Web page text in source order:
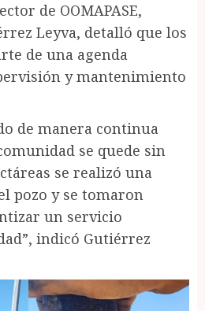
de OOMAPASE,
Leyva, detalló que los
de una agenda
y mantenimiento
de manera continua
se quede sin
se realizó una
pozo y se tomaron
un servicio
indicó Gutiérrez